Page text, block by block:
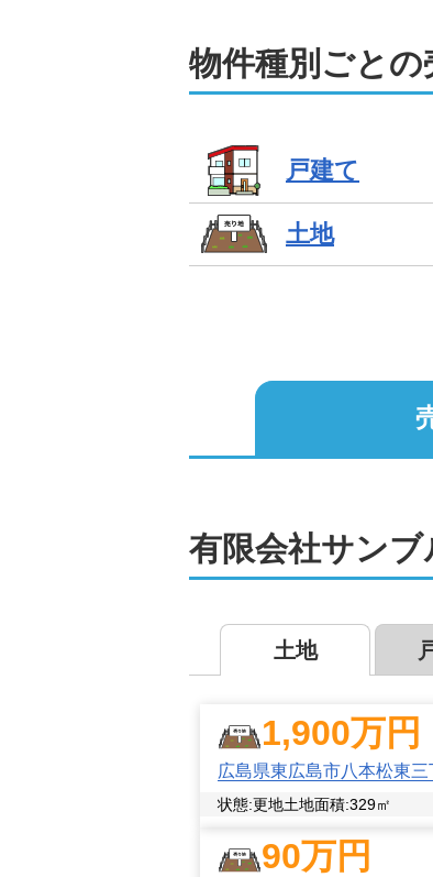
買い手側のお客様が多いため
また、弊社ではオンライン相
さまざまな物件
フットワークが軽く、さまざ
扱いしておりますので、売却
また、物件により通常の仲介
弊社では、お客様お一人お一
取引ができるよう誠意を持っ
不動産売却は、
といった、各種専門家とも連
売却だけではなく、売却に
保険、建物を調査するインス
物件種別ごとの
戸建て
土地
有限会社サンブ
土地
1,900万円
広島県東広島市八本松東三
状態:更地土地面積:329㎡
90万円